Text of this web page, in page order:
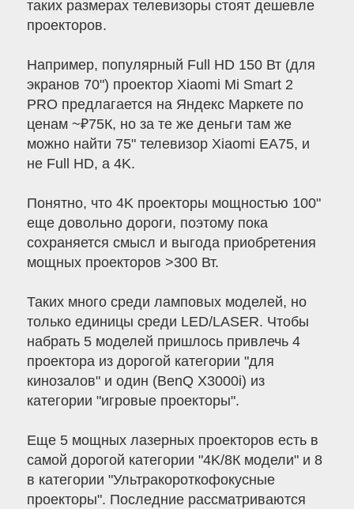
таких размерах телевизоры стоят дешевле
проекторов.
Например, популярный Full HD 150 Вт (для
экранов 70") проектор Xiaomi Mi Smart 2
PRO предлагается на Яндекс Маркете по
ценам ~₽75К, но за те же деньги там же
можно найти 75" телевизор Xiaomi EA75, и
не Full HD, a 4K.
Понятно, что 4K проекторы мощностью 100"
еще довольно дороги, поэтому пока
сохраняется смысл и выгода приобретения
мощных проекторов >300 Вт.
Таких много среди ламповых моделей, но
только единицы среди LED/LASER. Чтобы
набрать 5 моделей пришлось привлечь 4
проектора из дорогой категории "для
кинозалов" и один (BenQ X3000i) из
категории "игровые проекторы".
Еще 5 мощных лазерных проекторов есть в
самой дорогой категории "4K/8К модели" и 8
в категории "Ультракороткофокусные
проекторы". Последние рассматриваются